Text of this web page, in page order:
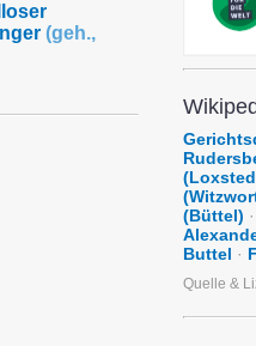
(geh.,
(Büttel) ·
Buttel ·
Quelle &